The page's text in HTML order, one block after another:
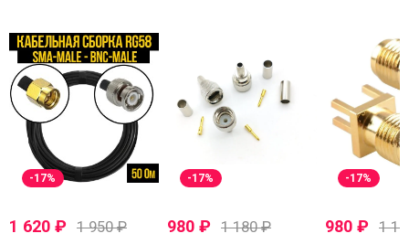
-17%
1 620 ₽ 1 950₽
-17%
980 ₽ 1 180₽
-17%
980 ₽ 1